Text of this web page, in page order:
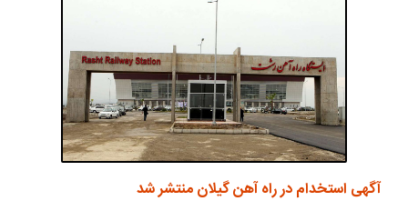
آگهی استخدام در راه آهن گیلان منتشر شد